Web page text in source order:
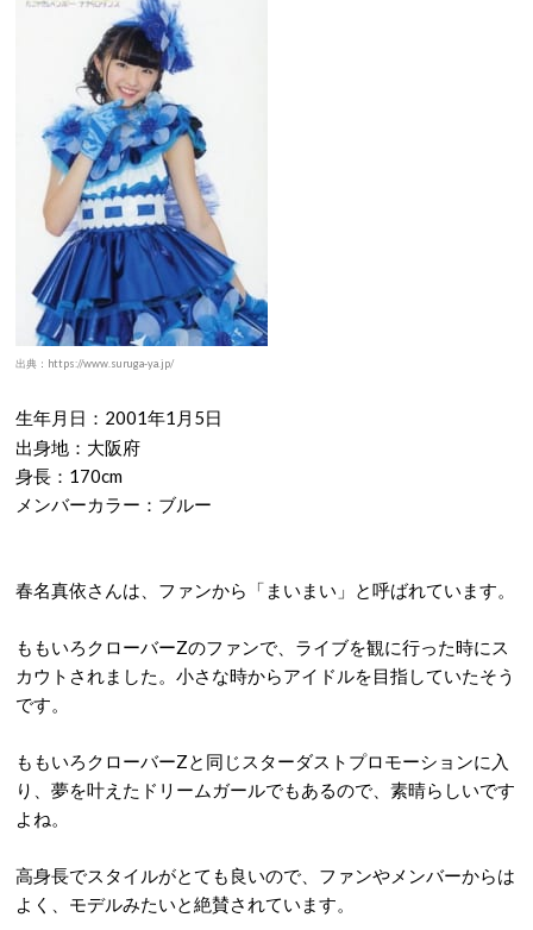
出典：https://www.suruga-ya.jp/
生年月日：2001年1月5日
出身地：大阪府
身長：170cm
メンバーカラー：ブルー
春名真依さんは、ファンから「まいまい」と呼ばれています。
ももいろクローバーZのファンで、ライブを観に行った時にス
カウトされました。小さな時からアイドルを目指していたそう
です。
ももいろクローバーZと同じスターダストプロモーションに入
り、夢を叶えたドリームガールでもあるので、素晴らしいです
よね。
高身長でスタイルがとても良いので、ファンやメンバーからは
よく、モデルみたいと絶賛されています。